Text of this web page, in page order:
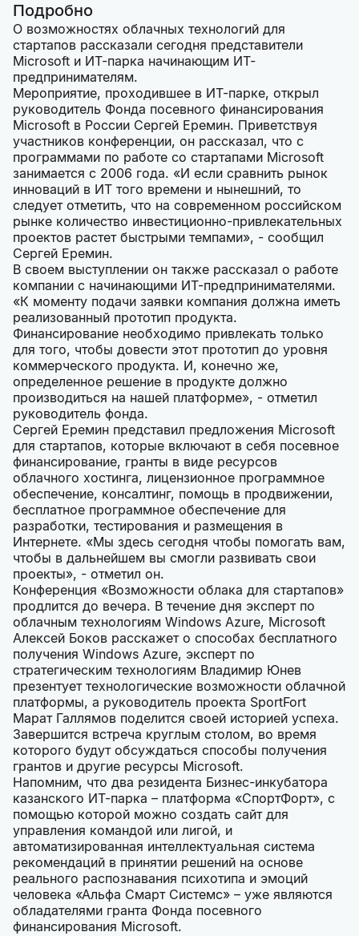
Подробно
О возможностях облачных технологий для
стартапов рассказали сегодня представители
Microsoft и ИТ-парка начинающим ИТ-
предпринимателям.
Мероприятие, проходившее в ИТ-парке, открыл
руководитель Фонда посевного финансирования
Microsoft в России Сергей Еремин. Приветствуя
участников конференции, он рассказал, что с
программами по работе со стартапами Microsoft
занимается с 2006 года. «И если сравнить рынок
инноваций в ИТ того времени и нынешний, то
следует отметить, что на современном российском
рынке количество инвестиционно-привлекательных
проектов растет быстрыми темпами», - сообщил
Сергей Еремин.
В своем выступлении он также рассказал о работе
компании с начинающими ИТ-предпринимателями.
«К моменту подачи заявки компания должна иметь
реализованный прототип продукта.
Финансирование необходимо привлекать только
для того, чтобы довести этот прототип до уровня
коммерческого продукта. И, конечно же,
определенное решение в продукте должно
производиться на нашей платформе», - отметил
руководитель фонда.
Сергей Еремин представил предложения Microsoft
для стартапов, которые включают в себя посевное
финансирование, гранты в виде ресурсов
облачного хостинга, лицензионное программное
обеспечение, консалтинг, помощь в продвижении,
бесплатное программное обеспечение для
разработки, тестирования и размещения в
Интернете. «Мы здесь сегодня чтобы помогать вам,
чтобы в дальнейшем вы смогли развивать свои
проекты», - отметил он.
Конференция «Возможности облака для стартапов»
продлится до вечера. В течение дня эксперт по
облачным технологиям Windows Azure, Microsoft
Алексей Боков расскажет о способах бесплатного
получения Windows Azure, эксперт по
стратегическим технологиям Владимир Юнев
презентует технологические возможности облачной
платформы, а руководитель проекта SportFort
Марат Галлямов поделится своей историей успеха.
Завершится встреча круглым столом, во время
которого будут обсуждаться способы получения
грантов и другие ресурсы Microsoft.
Напомним, что два резидента Бизнес-инкубатора
казанского ИТ-парка – платформа «СпортФорт», с
помощью которой можно создать сайт для
управления командой или лигой, и
автоматизированная интеллектуальная система
рекомендаций в принятии решений на основе
реального распознавания психотипа и эмоций
человека «Альфа Смарт Системс» – уже являются
обладателями гранта Фонда посевного
финансирования Microsoft.